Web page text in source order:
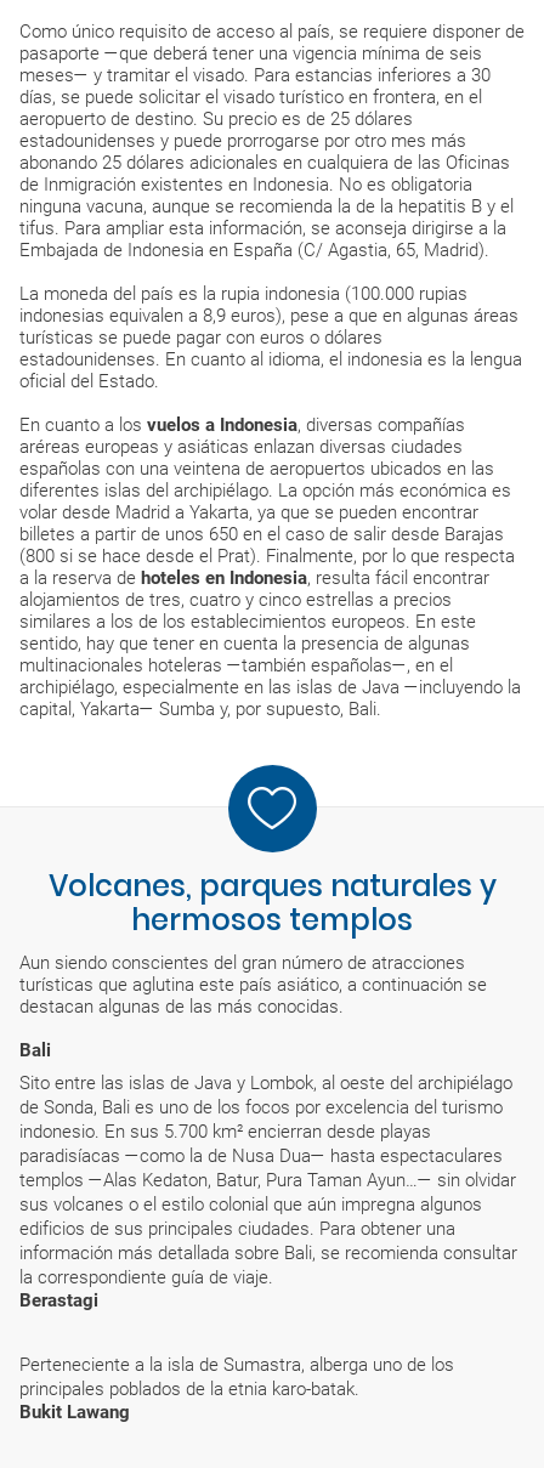
Como único requisito de acceso al país, se requiere disponer de
pasaporte —que deberá tener una vigencia mínima de seis
meses— y tramitar el visado. Para estancias inferiores a 30
días, se puede solicitar el visado turístico en frontera, en el
aeropuerto de destino. Su precio es de 25 dólares
estadounidenses y puede prorrogarse por otro mes más
abonando 25 dólares adicionales en cualquiera de las Oficinas
de Inmigración existentes en Indonesia. No es obligatoria
ninguna vacuna, aunque se recomienda la de la hepatitis B y el
tifus. Para ampliar esta información, se aconseja dirigirse a la
Embajada de Indonesia en España (C/ Agastia, 65, Madrid).
La moneda del país es la rupia indonesia (100.000 rupias
indonesias equivalen a 8,9 euros), pese a que en algunas áreas
turísticas se puede pagar con euros o dólares
estadounidenses. En cuanto al idioma, el indonesia es la lengua
oficial del Estado.
En cuanto a los vuelos a Indonesia, diversas compañías
aréreas europeas y asiáticas enlazan diversas ciudades
españolas con una veintena de aeropuertos ubicados en las
diferentes islas del archipiélago. La opción más económica es
volar desde Madrid a Yakarta, ya que se pueden encontrar
billetes a partir de unos 650 en el caso de salir desde Barajas
(800 si se hace desde el Prat). Finalmente, por lo que respecta
a la reserva de hoteles en Indonesia, resulta fácil encontrar
alojamientos de tres, cuatro y cinco estrellas a precios
similares a los de los establecimientos europeos. En este
sentido, hay que tener en cuenta la presencia de algunas
multinacionales hoteleras —también españolas—, en el
archipiélago, especialmente en las islas de Java —incluyendo la
capital, Yakarta— Sumba y, por supuesto, Bali.
Volcanes, parques naturales y
hermosos templos
Aun siendo conscientes del gran número de atracciones
turísticas que aglutina este país asiático, a continuación se
destacan algunas de las más conocidas.
Bali
Sito entre las islas de Java y Lombok, al oeste del archipiélago
de Sonda, Bali es uno de los focos por excelencia del turismo
indonesio. En sus 5.700 km² encierran desde playas
paradisíacas —como la de Nusa Dua— hasta espectaculares
templos —Alas Kedaton, Batur, Pura Taman Ayun…— sin olvidar
sus volcanes o el estilo colonial que aún impregna algunos
edificios de sus principales ciudades. Para obtener una
información más detallada sobre Bali, se recomienda consultar
la correspondiente guía de viaje.
Berastagi
Perteneciente a la isla de Sumastra, alberga uno de los
principales poblados de la etnia karo-batak.
Bukit Lawang